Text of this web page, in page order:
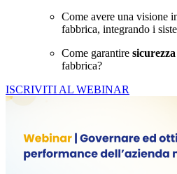
Come avere una visione
fabbrica, integrando i
Come garantire
fabbrica?
ISCRIVITI AL WEBINAR